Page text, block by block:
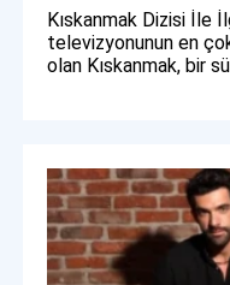
Kıskanmak Dizisi İle
televizyonunun en
olan Kıskanmak, bir